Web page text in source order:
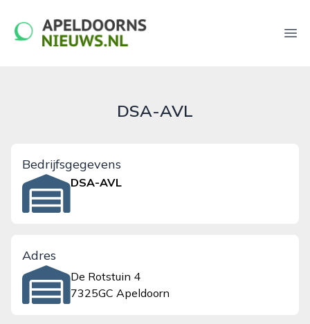
apeldoornsnieuws.nl
DSA-AVL
Bedrijfsgegevens
DSA-AVL
Adres
De Rotstuin 4
7325GC Apeldoorn